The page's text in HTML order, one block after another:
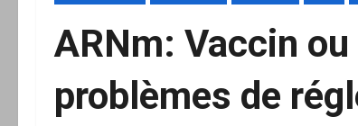
ARNm: Vaccin
problèmes de